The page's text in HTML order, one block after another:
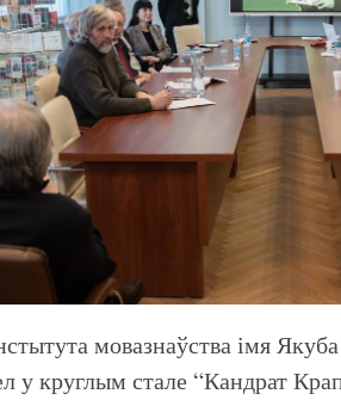
мовазнаўства імя
у круглым стале “Кандрат